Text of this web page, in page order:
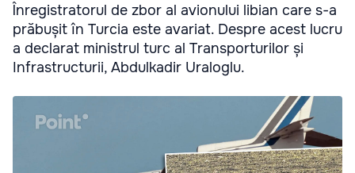
Înregistratorul de zbor al avionului libian care s-a
prăbușit în Turcia este avariat. Despre acest lucru
a declarat ministrul turc al Transporturilor și
Infrastructurii, Abdulkadir Uraloglu.